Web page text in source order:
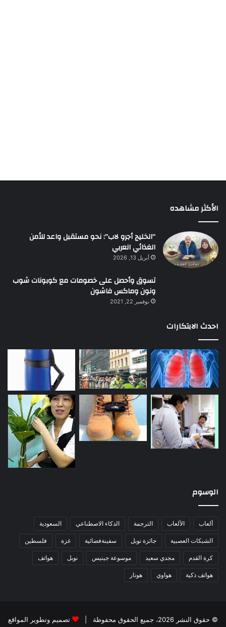
الأكثر مشاهده
“الخليج أجرو لاب”: نحو مستقبل واعد للأمن
الغذائي العربي
أبريل 13, 2026
تسوق وأحصل على خصومات مع كوبونات شوب
ونون وماكس فاشون
نوفمبر 22, 2021
احدث الابتكارات
الوسوم
ألعاب الألعاب الترجمة الذكاء الاصطناعي السعودية
الشبكات العصبية جائزة نوبل سفينةفضائية غزة فلسطين
كرة القدم مجدي سعيد موسوعة جينيس نوبل هواتف
هواتف ذكية هواوي هونار
© حقوق النشر 2026، جميع الحقوق محفوظة | تصميم وتطوير المواقع